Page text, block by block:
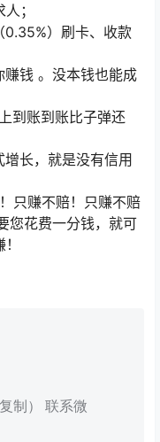
；
0.35%）刷卡、收款
钱 。没本钱也能成
到账到账比子弹还
长，就是没有信用
只赚不赔！只赚不赔
您花费一分钱，就可
制） 联系微